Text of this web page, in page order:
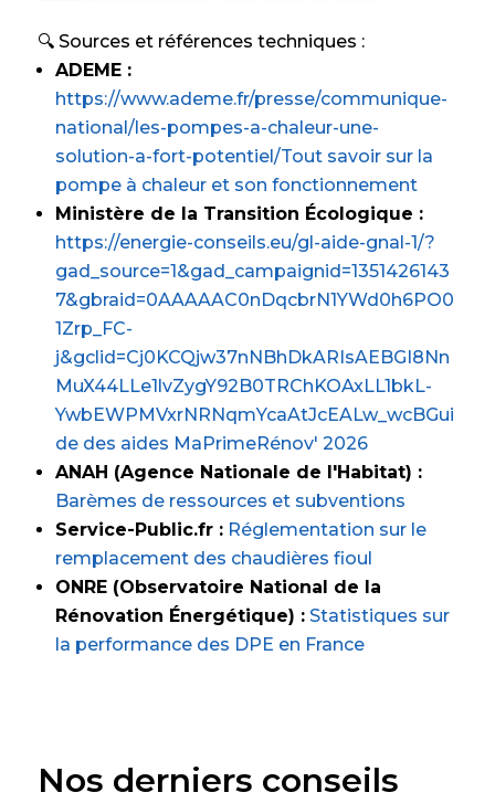
🔍 Sources et références techniques :
ADEME :
https://www.ademe.fr/presse/communique-
national/les-pompes-a-chaleur-une-
solution-a-fort-potentiel/Tout savoir sur la
pompe à chaleur et son fonctionnement
Ministère de la Transition Écologique :
https://energie-conseils.eu/gl-aide-gnal-1/?
gad_source=1&gad_campaignid=1351426143
7&gbraid=0AAAAAC0nDqcbrN1YWd0h6PO0
1Zrp_FC-
j&gclid=Cj0KCQjw37nNBhDkARIsAEBGI8Nn
MuX44LLe1lvZygY92B0TRChKOAxLL1bkL-
YwbEWPMVxrNRNqmYcaAtJcEALw_wcBGui
de des aides MaPrimeRénov' 2026
ANAH (Agence Nationale de l'Habitat) :
Barèmes de ressources et subventions
Service-Public.fr : Réglementation sur le
remplacement des chaudières fioul
ONRE (Observatoire National de la
Rénovation Énergétique) : Statistiques sur
la performance des DPE en France
Nos derniers conseils